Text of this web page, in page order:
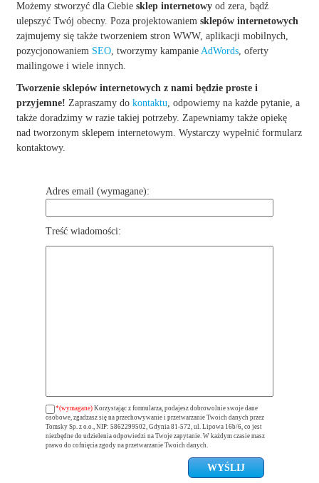
Możemy stworzyć dla Ciebie sklep internetowyod zera, bądź
ulepszyć Twój obecny. Poza projektowaniem sklepów internetowych
zajmujemy się także tworzeniem stron WWW, aplikacji mobilnych,
pozycjonowaniem SEO, tworzymy kampanie AdWords, oferty
mailingowe i wiele innych.
Tworzenie sklepów internetowych z nami będzie proste i
przyjemne! Zapraszamy do kontaktu, odpowiemy na każde pytanie, a
także doradzimy w razie takiej potrzeby. Zapewniamy także opiekę
nad tworzonym sklepem internetowym. Wystarczy wypełnić formularz
kontaktowy.
Adres email (wymagane):
Treść wiadomości:
*(wymagane) Korzystając z formularza, podajesz dobrowolnie swoje dane
osobowe, zgadzasz się na przechowywanie i przetwarzanie Twoich danych przez
Tomsky Sp. z o.o., NIP: 5862299502, Gdynia 81-572, ul. Lipowa 16b/6, co jest
niezbędne do udzielenia odpowiedzi na Twoje zapytanie. W każdym czasie masz
prawo do cofnięcia zgody na przetwarzanie Twoich danych.